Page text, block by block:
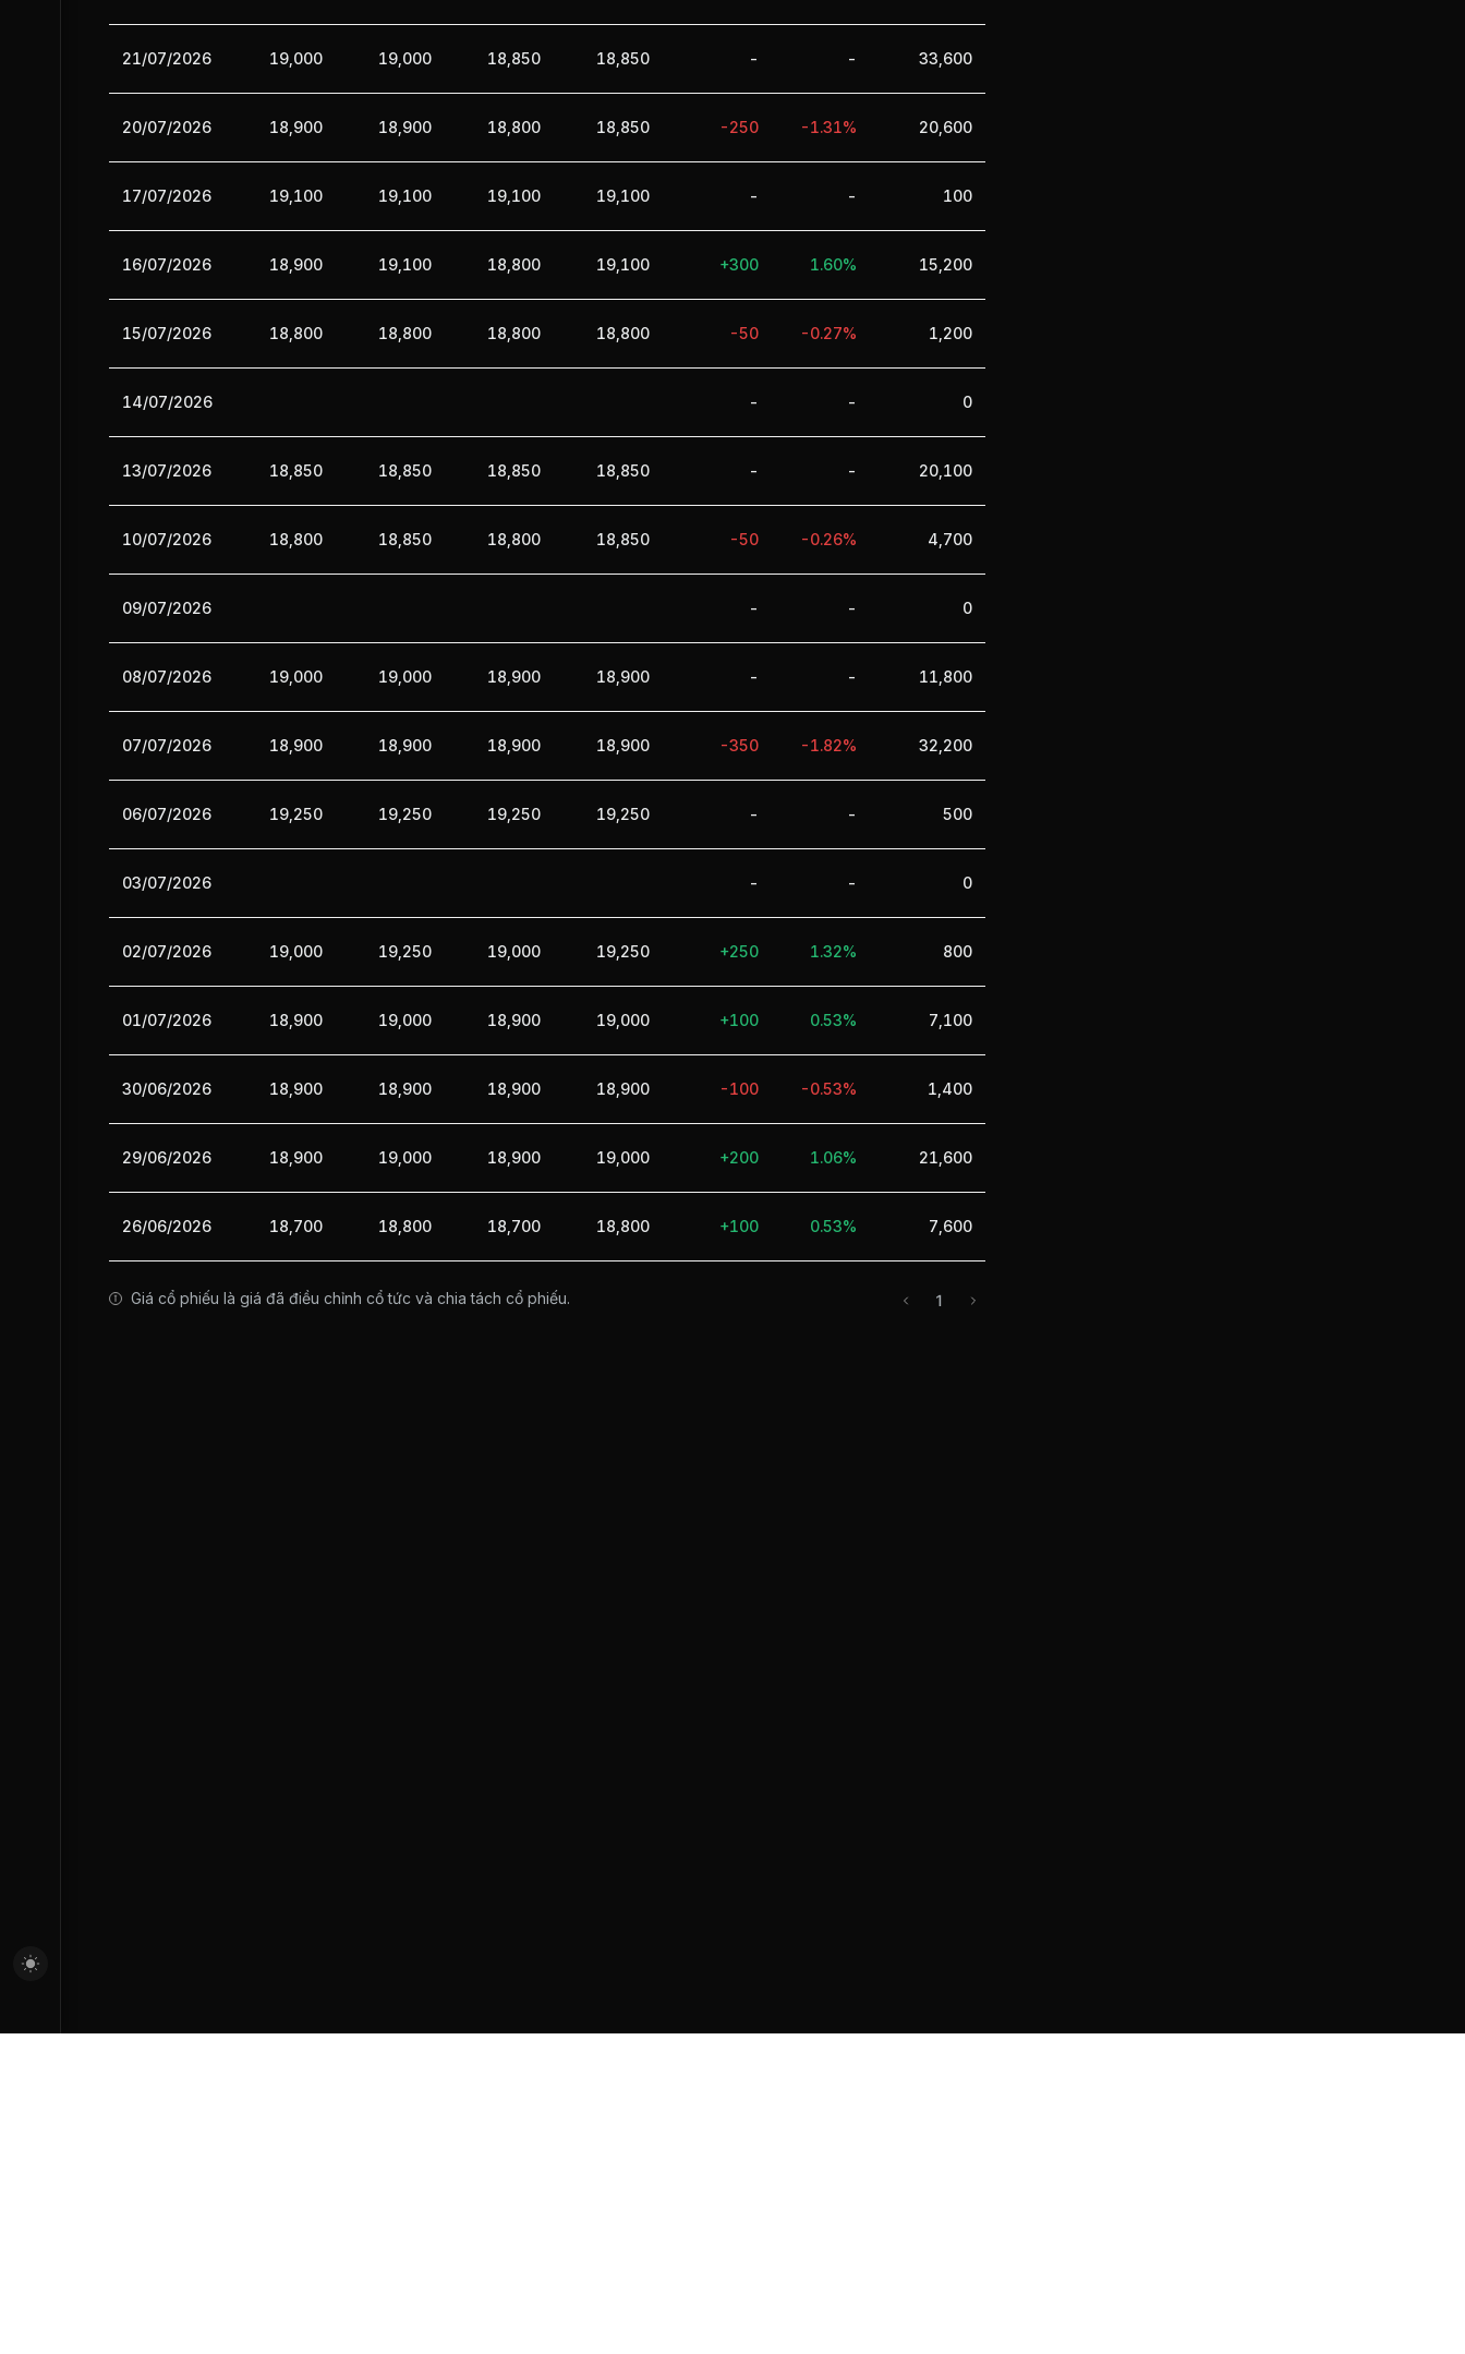
21/07/2026 19,000 19,000 18,850 18,850 - - 33,600
20/07/2026 18,900 18,900 18,800 18,850 -250 -1.31% 20,600
17/07/2026 19,100 19,100 19,100 19,100 - - 100
16/07/2026 18,900 19,100 18,800 19,100 +300 1.60% 15,200
15/07/2026 18,800 18,800 18,800 18,800 -50 -0.27% 1,200
14/07/2026 - - 0
13/07/2026 18,850 18,850 18,850 18,850 - - 20,100
10/07/2026 18,800 18,850 18,800 18,850 -50 -0.26% 4,700
09/07/2026 - - 0
08/07/2026 19,000 19,000 18,900 18,900 - - 11,800
07/07/2026 18,900 18,900 18,900 18,900 -350 -1.82% 32,200
06/07/2026 19,250 19,250 19,250 19,250 - - 500
03/07/2026 - - 0
02/07/2026 19,000 19,250 19,000 19,250 +250 1.32% 800
01/07/2026 18,900 19,000 18,900 19,000 +100 0.53% 7,100
30/06/2026 18,900 18,900 18,900 18,900 -100 -0.53% 1,400
29/06/2026 18,900 19,000 18,900 19,000 +200 1.06% 21,600
26/06/2026 18,700 18,800 18,700 18,800 +100 0.53% 7,600
Giá cổ phiếu là giá đã điều chỉnh cổ tức và chia tách cổ phiếu. 1